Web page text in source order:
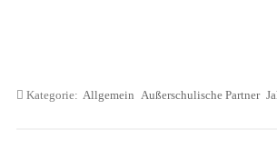
Kategorie: Allgemein Außerschulische Partner